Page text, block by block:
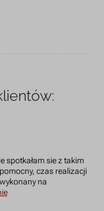
spotkałam sie z takim
czas realizacji
na